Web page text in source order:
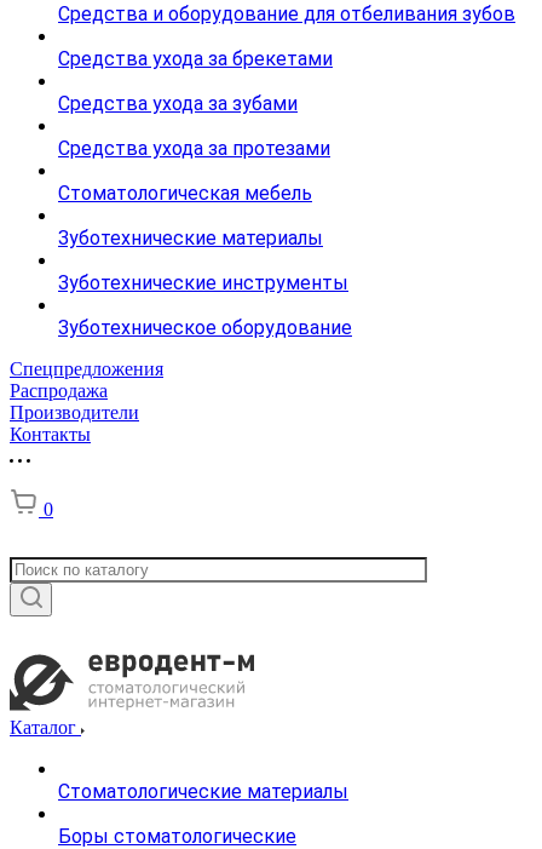
Средства и оборудование для отбеливания зубов
Средства ухода за брекетами
Средства ухода за зубами
Средства ухода за протезами
Стоматологическая мебель
Зуботехнические материалы
Зуботехнические инструменты
Зуботехническое оборудование
Спецпредложения
Распродажа
Производители
Контакты
0
Каталог
Стоматологические материалы
Боры стоматологические